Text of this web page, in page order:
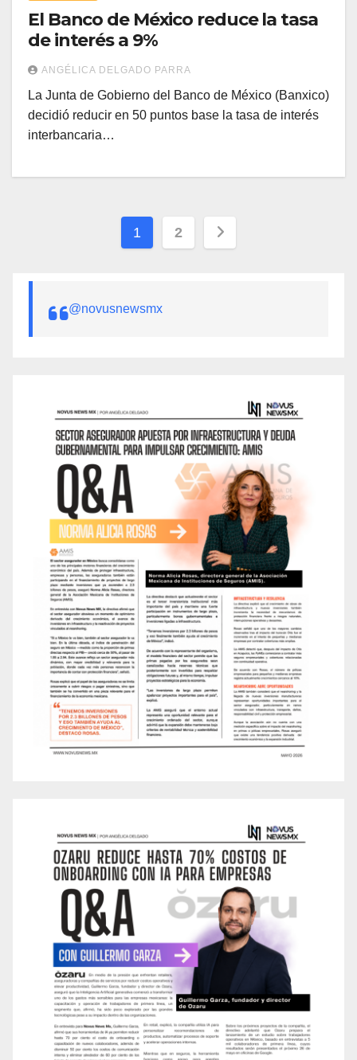
El Banco de México reduce la tasa
de interés a 9%
ANGÉLICA DELGADO PARRA
La Junta de Gobierno del Banco de México (Banxico)
decidió reducir en 50 puntos base la tasa de interés
interbancaria…
Paginación
entradas
1 2
@novusnewsmx